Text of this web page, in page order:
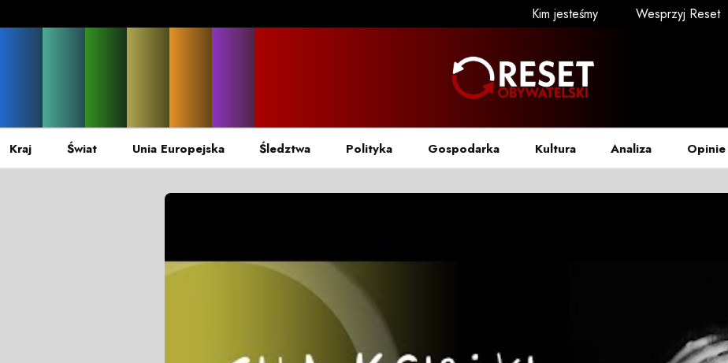
Kim jesteśmy Wesprzyj Reset
Kraj Świat Unia Europejska Śledztwa Polityka Gospodarka Kultura Analiza Opinie